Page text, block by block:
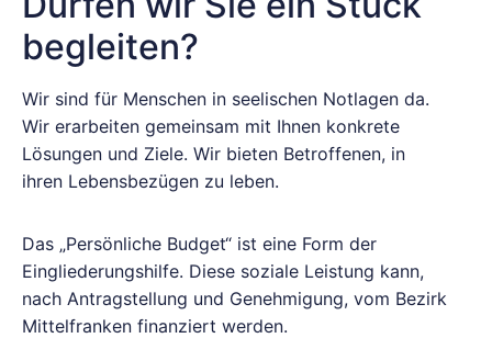
begleiten?
Wir sind für Menschen in seelischen Notlagen da.
Wir erarbeiten gemeinsam mit Ihnen konkrete
Lösungen und Ziele. Wir bieten Betroffenen, in
ihren Lebensbezügen zu leben.
Das „Persönliche Budget“ ist eine Form der
Eingliederungshilfe. Diese soziale Leistung kann,
nach Antragstellung und Genehmigung, vom Bezirk
Mittelfranken finanziert werden.